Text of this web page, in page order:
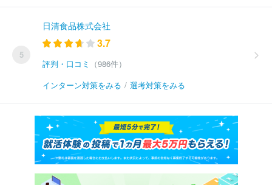
5
日清食品株式会社
3.7
評判・口コミ
（986件）
インターン対策をみる / 選考対策をみる